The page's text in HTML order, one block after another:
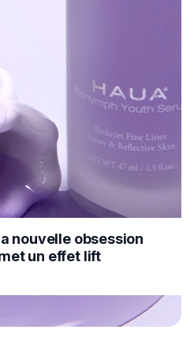
nouvelle obsession
un effet lift